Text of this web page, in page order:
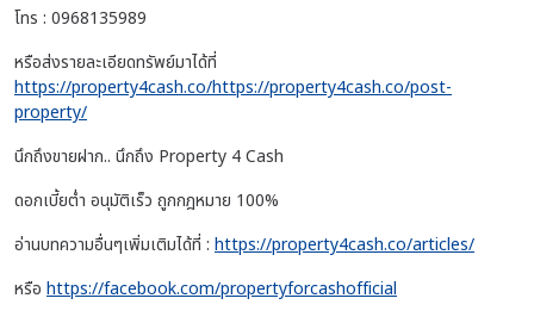
โทร : 0968135989
หรือส่งรายละเอียดทรัพย์มาได้ที่
https://property4cash.co/https://property4cash.co/post-
property/
นึกถึงขายฝาก.. นึกถึง Property 4 Cash
ดอกเบี้ยต่ำ อนุมัติเร็ว ถูกกฎหมาย 100%
อ่านบทความอื่นๆเพิ่มเติมได้ที่ : https://property4cash.co/articles/
หรือ https://facebook.com/propertyforcashofficial